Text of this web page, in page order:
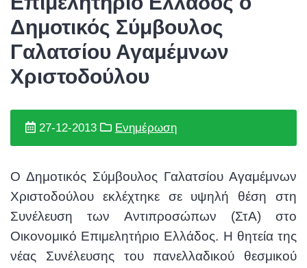
Δημοτικός Σύμβουλος
Γαλατσίου Αγαμέμνων
Χριστοδούλου
27-12-2013 Ενημέρωση
Ο Δημοτικός Σύμβουλος Γαλατσίου Αγαμέμνων
Χριστοδούλου εκλέχτηκε σε υψηλή θέση στη
Συνέλευση των Αντιπροσώπων (ΣτΑ) στο
Οικονομικό Επιμελητήριο Ελλάδος. Η θητεία της
νέας Συνέλευσης του πανελλαδικού θεσμικού